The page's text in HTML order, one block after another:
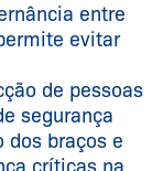
entre
evitar
de pessoas
segurança
dos braços e